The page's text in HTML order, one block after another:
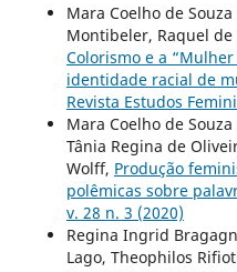
Mara Coelho de
Montibeler, Raquel
Colorismo e a
identidade racial de
Revista Estudos
Mara Coelho de
Tânia Regina de
Wolff, Produção
polêmicas sobre
v. 28 n. 3 (2020)
Regina Ingrid
Lago, Theophilos